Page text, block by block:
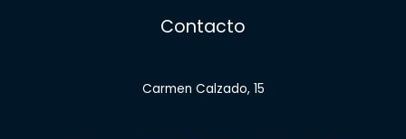
Contacto
Carmen Calzado, 15